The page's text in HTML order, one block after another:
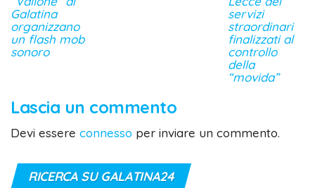
Galatina
organizzano
un flash mob
sonoro
servizi
straordinari
finalizzati al
controllo
della
“movida”
Lascia un commento
Devi essere connesso per inviare un commento.
RICERCA SU GALATINA24